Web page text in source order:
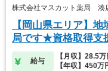
株式会社マスカット薬局 湊
【岡山県エリア】
局です★資格取得支
給与
【月収】28.5
【年収】450万